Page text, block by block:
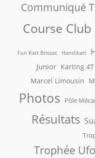
Communiqué
Course Club
Fun Kart Brissac Handikart
Junior Karting 4T
Marcel Limousin
Photos Pôle
Résultats
Trophée